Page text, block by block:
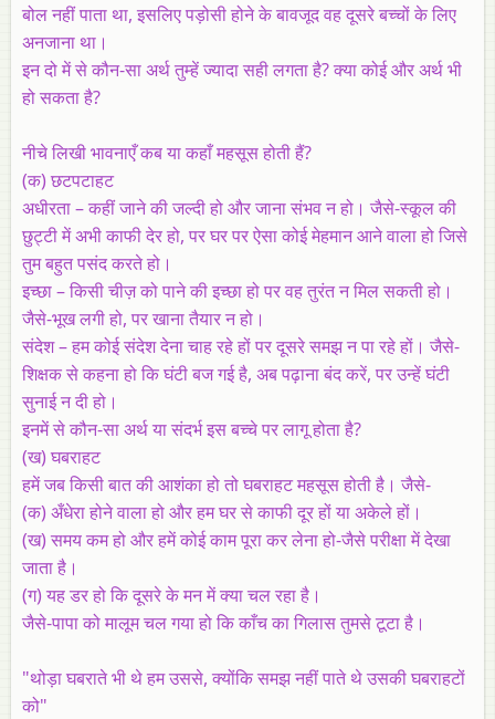
बोल नहीं पाता था, इसलिए पड़ोसी होने के बावजूद वह दूसरे बच्चों के लिए
अनजाना था।
इन दो में से कौन-सा अर्थ तुम्हें ज्यादा सही लगता है? क्या कोई और अर्थ भी
हो सकता है?
नीचे लिखी भावनाएँ कब या कहाँ महसूस होती हैं?
(क) छटपटाहट
अधीरता – कहीं जाने की जल्दी हो और जाना संभव न हो। जैसे-स्कूल की
छुट्टी में अभी काफी देर हो, पर घर पर ऐसा कोई मेहमान आने वाला हो जिसे
तुम बहुत पसंद करते हो।
इच्छा – किसी चीज़ को पाने की इच्छा हो पर वह तुरंत न मिल सकती हो।
जैसे-भूख लगी हो, पर खाना तैयार न हो।
संदेश – हम कोई संदेश देना चाह रहे हों पर दूसरे समझ न पा रहे हों। जैसे-
शिक्षक से कहना हो कि घंटी बज गई है, अब पढ़ाना बंद करें, पर उन्हें घंटी
सुनाई न दी हो।
इनमें से कौन-सा अर्थ या संदर्भ इस बच्चे पर लागू होता है?
(ख)घबराहट
हमें जब किसी बात की आशंका हो तो घबराहट महसूस होती है। जैसे-
(क) अँधेरा होने वाला हो और हम घर से काफी दूर हों या अकेले हों।
(ख) समय कम हो और हमें कोई काम पूरा कर लेना हो-जैसे परीक्षा में देखा
जाता है।
(ग) यह डर हो कि दूसरे के मन में क्या चल रहा है।
जैसे-पापा को मालूम चल गया हो कि काँच का गिलास तुमसे टूटा है।
"थोड़ा घबराते भी थे हम उससे, क्योंकि समझ नहीं पाते थे उसकी घबराहटों
को"